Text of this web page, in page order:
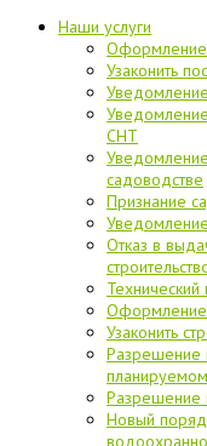
Наши услуги
Оформление
Узаконить
СНТ
садоводстве
Признание
Отказ в
Оформление
Узаконить
Разрешение
планируемом
Разрешение
Новый